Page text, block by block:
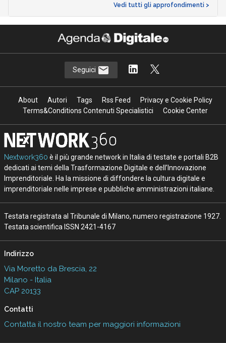
Vedi tutti gli approfondimenti >
Seguici
About Autori Tags Rss Feed
Privacy e Cookie Policy
Terms&Conditions Contenuti Specialistici
Cookie Center
Nextwork360 è il più grande network in Italia di testate e portali B2B
dedicati ai temi della Trasformazione Digitale e dell’Innovazione
Imprenditoriale. Ha la missione di diffondere la cultura digitale e
imprenditoriale nelle imprese e pubbliche amministrazioni italiane.
Testata registrata al Tribunale di Milano, numero registrazione 1927.
Testata scientifica ISSN 2421-4167
Indirizzo
Via Moretto da Brescia, 22
Milano - Italia
CAP 20133
Contatti
Contatta il nostro team per maggiori informazioni